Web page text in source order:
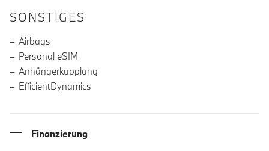
SONSTIGES
Airbags
Personal eSIM
Anhängerkupplung
EfficientDynamics
Finanzierung